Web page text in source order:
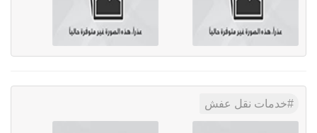
خدمات نقل عفش